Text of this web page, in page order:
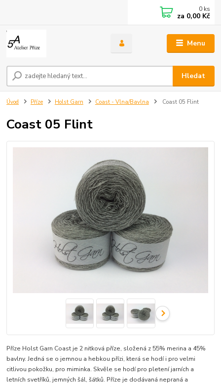
Menu
Hledat
0 ks
za 0,00 Kč
Úvod Příze Holst Garn Coast - Vlna/Bavlna Coast 05 Flint
Coast 05 Flint
Příze Holst Garn Coast je 2 nitková příze, složená z 55% merina a 45%
bavlny. Jedná se o jemnou a hebkou přízi, která se hodí i pro velmi
citlivou pokožku, pro miminka. Skvěle se hodí pro pletení jarních a
letních svetříků, jemných šál, šátků. Příze je dodávaná nepraná a